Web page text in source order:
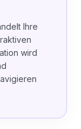
Ihre
wird